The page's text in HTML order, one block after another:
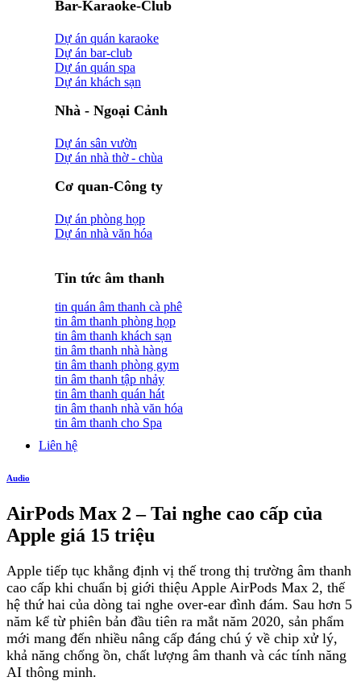
Bar-Karaoke-Club
Dự án quán karaoke
Dự án bar-club
Dự án quán spa
Dự án khách sạn
Nhà - Ngoại Cảnh
Dự án sân vườn
Dự án nhà thờ - chùa
Cơ quan-Công ty
Dự án phòng họp
Dự án nhà văn hóa
Tin tức âm thanh
tin quán âm thanh cà phê
tin âm thanh phòng họp
tin âm thanh khách sạn
tin âm thanh nhà hàng
tin âm thanh phòng gym
tin âm thanh tập nhảy
tin âm thanh quán hát
tin âm thanh nhà văn hóa
tin âm thanh cho Spa
Liên hệ
Audio
AirPods Max 2 – Tai nghe cao cấp của
Apple giá 15 triệu
Apple tiếp tục khẳng định vị thế trong thị trường âm thanh
cao cấp khi chuẩn bị giới thiệu Apple AirPods Max 2, thế
hệ thứ hai của dòng tai nghe over-ear đình đám. Sau hơn 5
năm kể từ phiên bản đầu tiên ra mắt năm 2020, sản phẩm
mới mang đến nhiều nâng cấp đáng chú ý về chip xử lý,
khả năng chống ồn, chất lượng âm thanh và các tính năng
AI thông minh.